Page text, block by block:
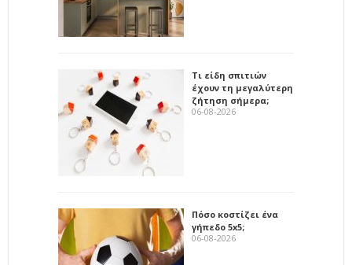
Τι είδη σπιτιών
έχουν τη μεγαλύτερη
ζήτηση σήμερα;
06-08-2026
Πόσο κοστίζει ένα
γήπεδο 5x5;
06-08-2026